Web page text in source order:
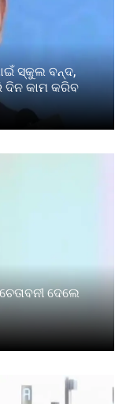
ସ୍କୁଲ ବନ୍ଦ,
ଦିନ କାମ କରିବ
ଦେଲେ